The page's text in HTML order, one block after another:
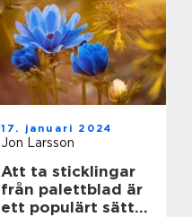
17. januari 2024
Jon Larsson
Att ta sticklingar
från palettblad är
ett populärt sätt